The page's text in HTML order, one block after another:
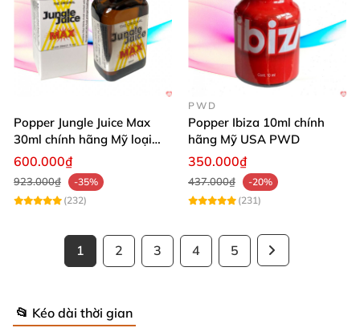
Popper Jungle Juice Max
30ml chính hãng Mỹ loại
mạnh cho Top Bot
600.000₫
923.000₫
-35%
(232)
PWD
Popper Ibiza 10ml chính
hãng Mỹ USA PWD
350.000₫
437.000₫
-20%
(231)
1 2 3 4 5
📂 Kéo dài thời gian